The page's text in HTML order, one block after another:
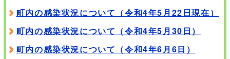
町内の感染状況について（令和4年5月22日現在）
町内の感染状況について（令和4年5月30日）
町内の感染状況について（令和4年6月6日）